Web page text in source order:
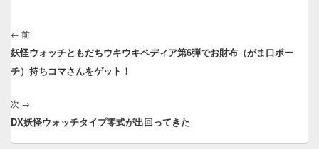
稿
ナ
ビ
ゲ
ー
シ
ョ
ン
← 前
の
投
妖怪ウォッチともだちウキウキペディア第6弾でお財布（がま口ポー
チ）持ちコマさんをゲット！
次 →
の
投
DX妖怪ウォッチタイプ零式が出回ってきた